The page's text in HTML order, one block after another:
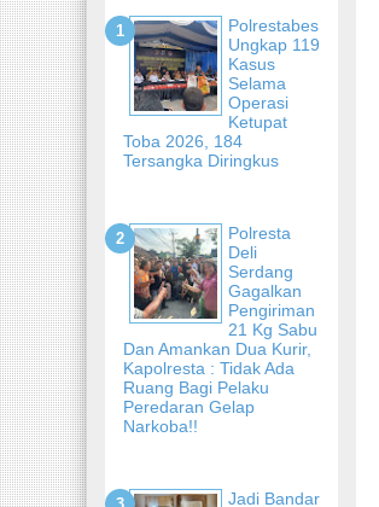
Polrestabes
Ungkap 119
Kasus
Selama
Operasi
Ketupat
Toba 2026, 184
Tersangka Diringkus
Polresta
Deli
Serdang
Gagalkan
Pengiriman
21 Kg Sabu
Dan Amankan Dua Kurir,
Kapolresta : Tidak Ada
Ruang Bagi Pelaku
Peredaran Gelap
Narkoba!!
Jadi Bandar